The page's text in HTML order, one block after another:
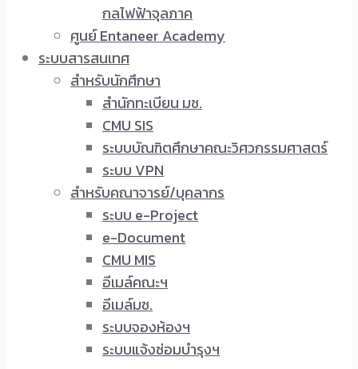
กลไฟฟ้าจุลภาค
ศูนย์ Entaneer Academy
ระบบสารสนเทศ
สำหรับนักศึกษา
สำนักทะเบียน มช.
CMU SIS
ระบบบัณฑิตศึกษาคณะวิศวกรรมศาสตร์
ระบบ VPN
สำหรับคณาจารย์/บุคลากร
ระบบ e-Project
e-Document
CMU MIS
อีเมล์คณะฯ
อีเมล์มช.
ระบบจองห้องฯ
ระบบแจ้งซ่อมบำรุงฯ